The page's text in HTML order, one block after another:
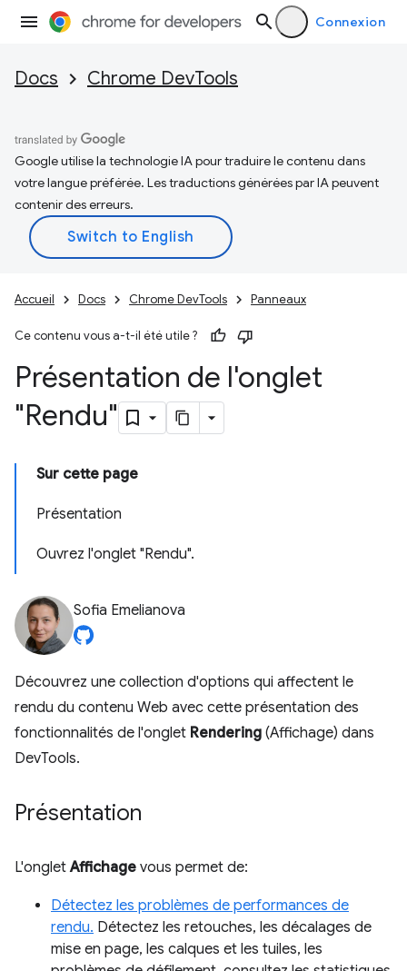
Connexion
Docs Chrome DevTools
Google utilise la technologie IA pour traduire le contenu dans
votre langue préférée. Les traductions générées par IA peuvent
contenir des erreurs.
Accueil Docs Chrome DevTools Panneaux
Ce contenu vous a-t-il été utile ?
Présentation de l'onglet
"Rendu"
Sur cette page
Présentation
Ouvrez l'onglet "Rendu".
Sofia Emelianova
Découvrez une collection d'options qui affectent le
rendu du contenu Web avec cette présentation des
fonctionnalités de l'onglet Rendering (Affichage) dans
DevTools.
Présentation
L'ongletAffichage vous permet de:
Détectez les problèmes de performances de
rendu. Détectez les retouches, les décalages de
mise en page, les calques et les tuiles, les